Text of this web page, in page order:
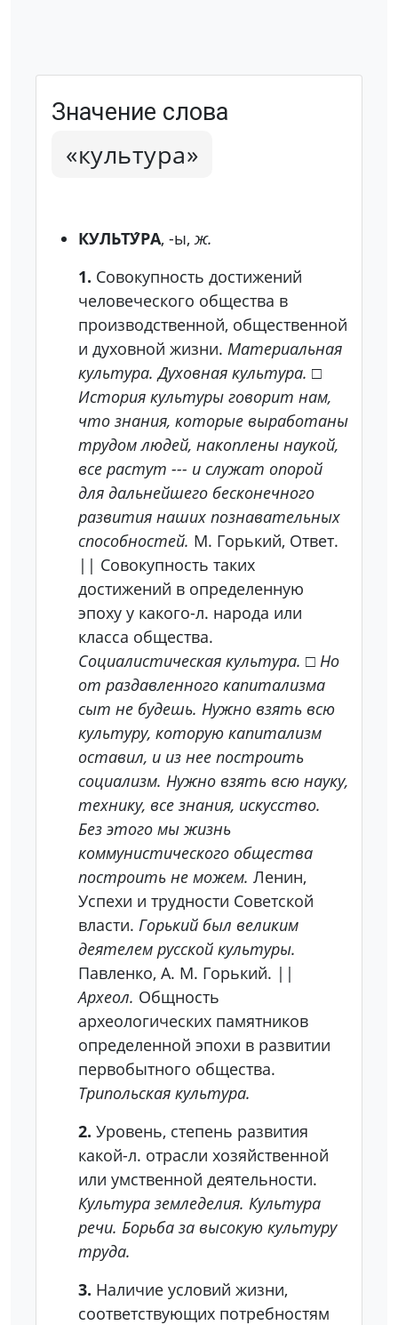
Значение слова
«культура»
КУЛЬТУ́РА, -ы,ж.
1. Совокупность достижений
человеческого общества в
производственной, общественной
и духовной жизни. Материальная
культура. Духовная культура. □
История культуры говорит нам,
что знания, которые выработаны
трудом людей, накоплены наукой,
все растут --- и служат опорой
для дальнейшего бесконечного
развития наших познавательных
способностей. М. Горький, Ответ.
|| Совокупность таких
достижений в определенную
эпоху у какого-л. народа или
класса общества.
Социалистическая культура. □ Но
от раздавленного капитализма
сыт не будешь. Нужно взять всю
культуру, которую капитализм
оставил, и из нее построить
социализм. Нужно взять всю науку,
технику, все знания, искусство.
Без этого мы жизнь
коммунистического общества
построить не можем. Ленин,
Успехи и трудности Советской
власти. Горький был великим
деятелем русской культуры.
Павленко, А. М. Горький. ||
Археол. Общность
археологических памятников
определенной эпохи в развитии
первобытного общества.
Трипольская культура.
2. Уровень, степень развития
какой-л. отрасли хозяйственной
или умственной деятельности.
Культура земледелия. Культура
речи. Борьба за высокую культуру
труда.
3. Наличие условий жизни,
соответствующих потребностям